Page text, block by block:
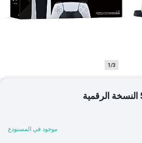
1/3
موجود في المستودع